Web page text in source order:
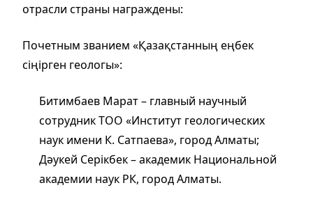
отрасли страны награждены:
Почетным званием «Қазақстанның еңбек
сіңірген геологы»:
Битимбаев Марат – главный научный
сотрудник ТОО «Институт геологических
наук имени К. Сатпаева», город Алматы;
Дәукей Серікбек – академик Национальной
академии наук РК, город Алматы.